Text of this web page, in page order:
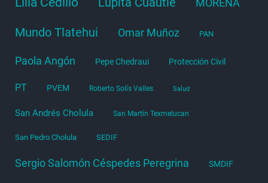
MORENA
Mundo Tlatehui Omar Muñoz PAN
Paola Angón Pepe Chedraui Protección Civil
PT PVEM Roberto Solís Valles Salud
San Andrés Cholula San Martín Texmelucan
San Pedro Cholula SEDIF
Sergio Salomón Céspedes Peregrina SMDIF